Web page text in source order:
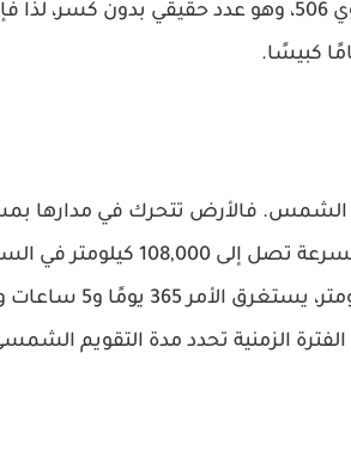
كبيسًا.
الشمس. فالأرض تتحرك في مدارها
تبلغ حوالي 150 مليون كيلومتر، وتندفع في هذا المدار
الزمنية تحدد مدة التقويم